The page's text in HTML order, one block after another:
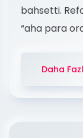
bahsetti.
“aha para
Daha